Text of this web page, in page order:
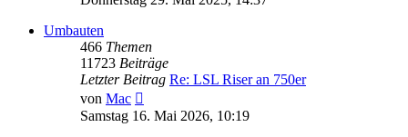
Umbauten
466 Themen
11723 Beiträge
Letzter Beitrag Re: LSL Riser an 750er
von Mac
Beitrag
Samstag 16. Mai 2026, 10:19